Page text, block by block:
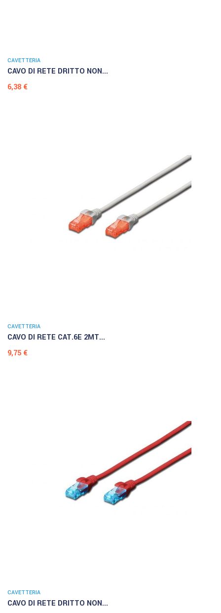
CAVETTERIA
CAVO DI RETE DRITTO NON...
Prezzo
6,38 €
CAVETTERIA
CAVO DI RETE CAT.6E 2MT...
Prezzo
9,75 €
CAVETTERIA
CAVO DI RETE DRITTO NON...